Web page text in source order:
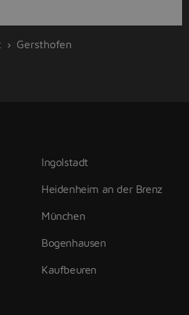
Gersthofen
Ingolstadt
Heidenheim an der Brenz
München
Bogenhausen
Kaufbeuren